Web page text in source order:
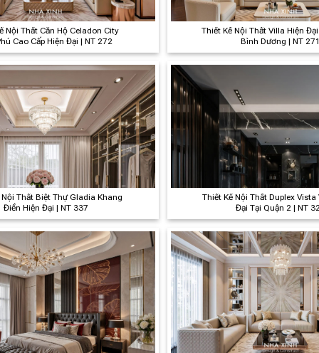
Nội Thất Căn Hộ Celadon City
Cao Cấp Hiện Đại | NT 272
Thiết Kế Nội Thất Villa Hiện
Bình Dương | NT
Nội Thất Biệt Thự Gladia Khang
Điền Hiện Đại | NT 337
Thiết Kế Nội Thất Duplex Vista
Đại Tại Quận 2 | NT